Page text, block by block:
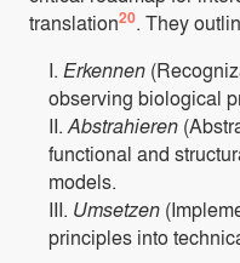
translation20. They
I. Erkennen
observing biological
II.Abstrahieren
functional and
models.
III. Umsetzen
principles into